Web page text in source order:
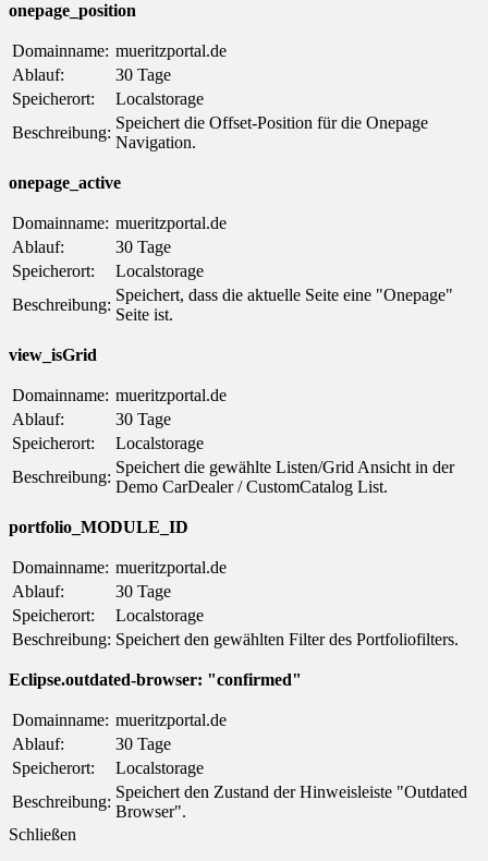
onepage_position
Domainname: mueritzportal.de
Ablauf:
30 Tage
Speicherort:
Localstorage
Beschreibung:
Speichert die Offset-Position für die Onepage
Navigation.
onepage_active
Domainname: mueritzportal.de
Ablauf:
30 Tage
Speicherort:
Localstorage
Beschreibung:
Speichert, dass die aktuelle Seite eine "Onepage"
Seite ist.
view_isGrid
Domainname: mueritzportal.de
Ablauf:
30 Tage
Speicherort:
Localstorage
Beschreibung:
Speichert die gewählte Listen/Grid Ansicht in der
Demo CarDealer / CustomCatalog List.
portfolio_MODULE_ID
Domainname: mueritzportal.de
Ablauf:
30 Tage
Speicherort:
Localstorage
Beschreibung: Speichert den gewählten Filter des Portfoliofilters.
Eclipse.outdated-browser: "confirmed"
Domainname: mueritzportal.de
Ablauf:
30 Tage
Speicherort:
Localstorage
Beschreibung:
Speichert den Zustand der Hinweisleiste "Outdated
Browser".
Schließen